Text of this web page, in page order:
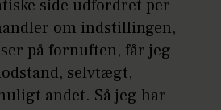
side udfordret per
om indstillingen,
på fornuften, får jeg
selvtægt,
andet. Så jeg har